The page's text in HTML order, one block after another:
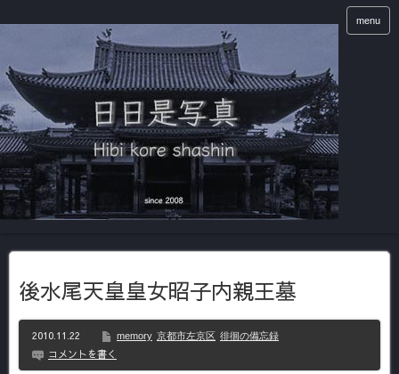
menu
後水尾天皇皇女昭子内親王墓
2010.11.22 memory 京都市左京区 徘徊の備忘録
コメントを書く